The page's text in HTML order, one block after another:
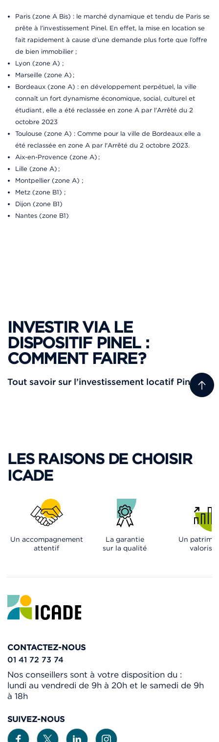
Paris (zone A Bis) : le marché dynamique et tendu de Paris se
prête à l’investissement Pinel. En effet, la mise en location se
fait rapidement à cause d’une demande plus forte que l’offre
de bien immobilier ;
Lyon (zone A) ;
Marseille (zone A) ;
Bordeaux (zone A) : en développement perpétuel, la ville
connaît un fort dynamisme économique, social, culturel et
étudiant , elle a été reclassée en zone A par l'Arrêté du 2
octobre 2023
Toulouse (zone A) : Comme pour la ville de Bordeaux elle a
été reclassée en zone A par l'Arrêté du 2 octobre 2023.
Aix-en-Provence (zone A) ;
Lille (zone A) ;
Montpellier (zone A) ;
Metz (zone B1) ;
Dijon (zone B1)
Nantes (zone B1)
INVESTIR VIA LE
DISPOSITIF PINEL :
COMMENT FAIRE ?
Tout savoir sur l’investissement locatif Pinel
LES RAISONS DE CHOISIR
ICADE
Un accompagnement
attentif
La garantie
sur la qualité
Un
valorisé
CONTACTEZ-NOUS
01 41 72 73 74
Nos conseillers sont à votre disposition du :
lundi au vendredi de 9h à 20h et le samedi de 9h
à 18h
SUIVEZ-NOUS